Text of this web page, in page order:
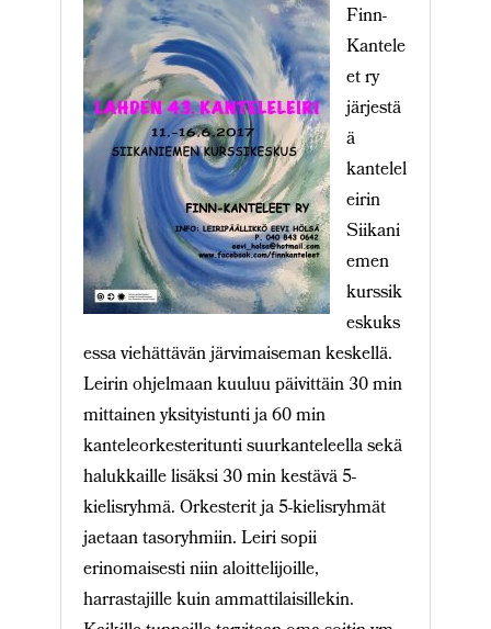
Finn-
Kantele
et ry
järjestä
ä
kantelel
eirin
Siikani
emen
kurssik
eskuks
essa viehättävän järvimaiseman keskellä.
Leirin ohjelmaan kuuluu päivittäin 30 min
mittainen yksityistunti ja 60 min
kanteleorkesteritunti suurkanteleella sekä
halukkaille lisäksi 30 min kestävä 5-
kielisryhmä. Orkesterit ja 5-kielisryhmät
jaetaan tasoryhmiin. Leiri sopii
erinomaisesti niin aloittelijoille,
harrastajille kuin ammattilaisillekin.